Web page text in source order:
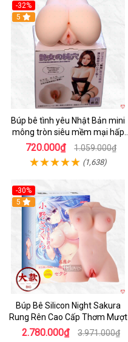
-32%
Hot
5
Búp bê tình yêu Nhật Bản mini
mông tròn siêu mềm mại hấp
dẫn
720.000₫ 1.059.000₫
(1,638)
-30%
Hot
5
Búp Bê Silicon Night Sakura
Rung Rên Cao Cấp Thơm Mượt
2.780.000₫ 3.971.000₫